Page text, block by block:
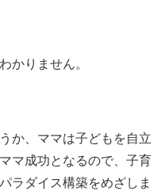
かりません。
か、ママは子どもを自立
マ成功となるので、子育
ラダイス構築をめざしま